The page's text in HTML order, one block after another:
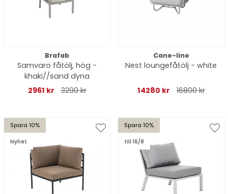
Brafab
Samvaro fåtölj, hög -
khaki//sand dyna
2961 kr
3290 kr
Cane-line
Nest loungefåtölj - white
14280 kr 16800 kr
Spara 10%
Nyhet
Spara 10%
till 16/8